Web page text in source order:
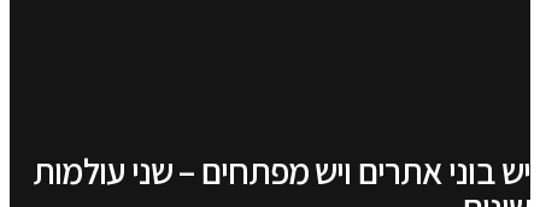
ענק השיער
ענק השיער
יש בוני אתרים ויש מפתחים – שני עולמות